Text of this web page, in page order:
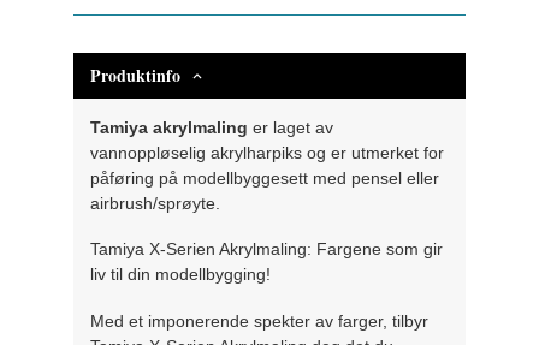
Produktinfo
Tamiya akrylmaling er laget av
vannoppløselig akrylharpiks og er utmerket for
påføring på modellbyggesett med pensel eller
airbrush/sprøyte.
Tamiya X-Serien Akrylmaling: Fargene som gir
liv til din modellbygging!
Med et imponerende spekter av farger, tilbyr